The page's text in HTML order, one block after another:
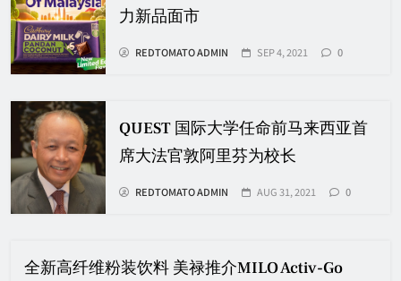
力新品面市
REDTOMATO ADMIN SEP 4, 2021 0
QUEST 国际大学任命前马来西亚首
席大法官敦阿里芬为校长
REDTOMATO ADMIN AUG 31, 2021 0
全新高纤维粉装饮料 美禄推介MILO Activ-Go